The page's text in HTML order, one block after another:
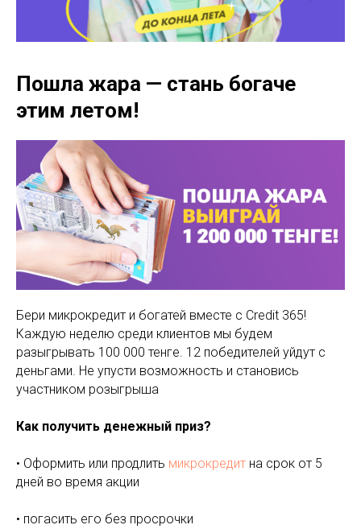
Пошла жара — стань богаче
этим летом!
Бери микрокредит и богатей вместе с Credit 365!
Каждую неделю среди клиентов мы будем
разыгрывать 100 000 тенге. 12 победителей уйдут с
деньгами. Не упусти возможность и становись
участником розыгрыша
Как получить денежный приз?
• Оформить или продлить микрокредит на срок от 5
дней во время акции
• погасить его без просрочки